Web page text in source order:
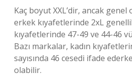
Kaç boyut XXL’dir, ancak
erkek kıyafetlerinde 2xL
kıyafetlerinde 47-49 ve 44-46
Bazı markalar, kadın
sayısında 46 cesedi ifade
olabilir.